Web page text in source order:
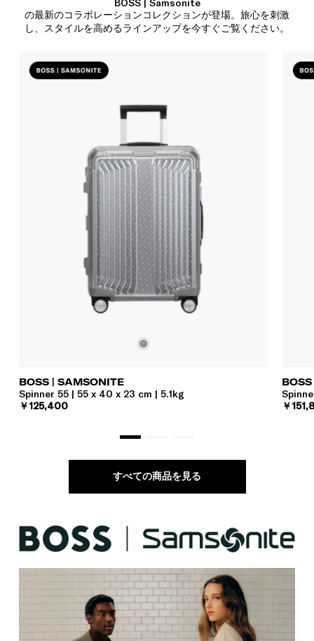
BOSS | Samsonite
の最新のコラボレーションコレクションが登場。旅心を刺激
し、スタイルを高めるラインアップを今すぐご覧ください。
BOSS | SAMSONITE
Spinner 55 | 55 x 40 x 23 cm | 5.1kg
￥125,400
￥
すべての商品を見る